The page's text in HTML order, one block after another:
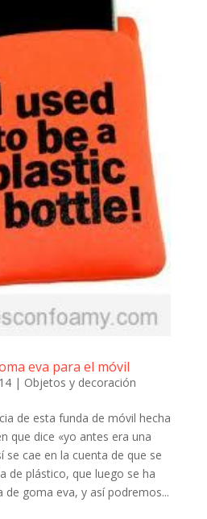
eva para el móvil
| Objetos y decoración
de esta funda de móvil hecha
que dice «yo antes era una
se cae en la cuenta de que se
de plástico, que luego se ha
goma eva, y así podremos...